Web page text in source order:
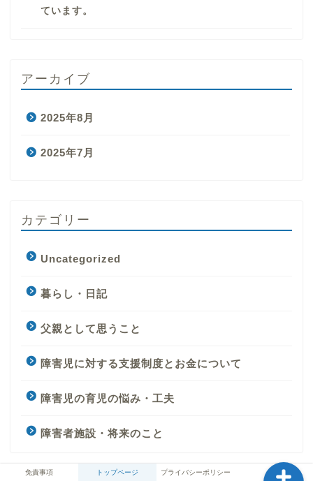
ています。
アーカイブ
2025年8月
2025年7月
カテゴリー
Uncategorized
暮らし・日記
父親として思うこと
障害児に対する支援制度とお金について
障害児の育児の悩み・工夫
障害者施設・将来のこと
免責事項 トップページ プライバシーポリシー
トップページ